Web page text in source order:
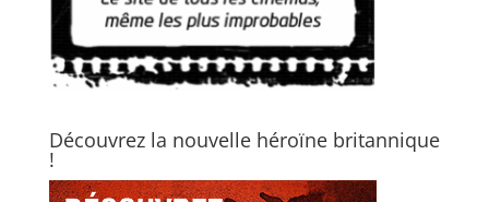
Découvrez la nouvelle héroïne britannique
!